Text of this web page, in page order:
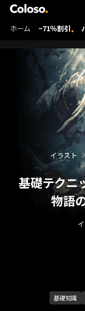
Coloso. | コ
Coloso Menu
ホーム ~71％割引
基礎テクニ
物語
イラスト
基礎知識